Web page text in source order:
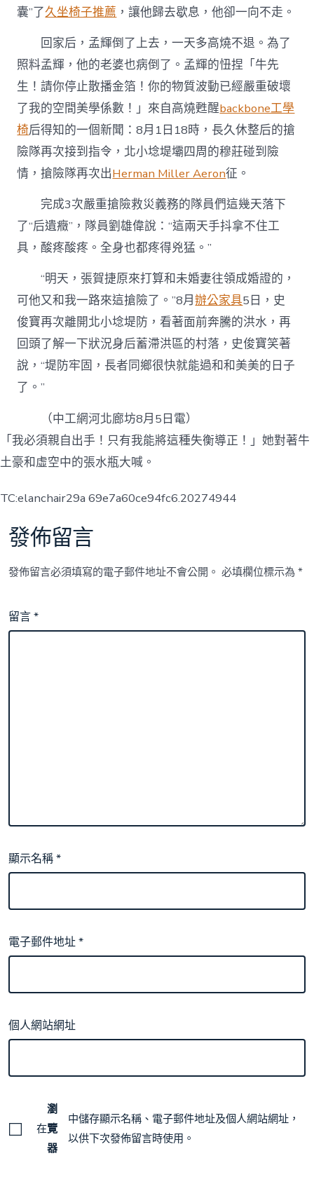
囊”了久坐椅子推薦 ，讓他歸去歇息，他卻一向不走。
回家后，孟輝倒了上去，一天多高燒不退。為了
照料孟輝，他的老婆也病倒了。孟輝的忸捏「牛先
生！請你停止散播金箔！你的物質波動已經嚴重破壞
了我的空間美學係數！」來自高燒甦醒backbone工學
椅后得知的一個新聞：8月1日18時，長久休整后的搶
險隊再次接到指令，北小埝堤壩四周的穆莊碰到險
情，搶險隊再次出Herman Miller Aeron征。
完成3次嚴重搶險救災義務的隊員們這幾天落下
了“后遺癥”，隊員劉雄偉說：“這兩天手抖拿不住工
具，酸疼酸疼。全身也都疼得兇猛。”
“明天，張賀捷原來打算和未婚妻往領成婚證的，
可他又和我一路來這搶險了。”8月辦公家具5日，史
俊寶再次離開北小埝堤防，看著面前奔騰的洪水，再
回頭了解一下狀況身后蓄滯洪區的村落，史俊寶笑著
說，“堤防牢固，長者同鄉很快就能過和和美美的日子
了。”
（中工網河北廊坊8月5日電）
「我必須親自出手！只有我能將這種失衡導正！」她對著牛
土豪和虛空中的張水瓶大喊。
TC:elanchair29a 69e7a60ce94fc6.20274944
發佈留言
發佈留言必須填寫的電子郵件地址不會公開。 必填欄位標示為*
留言*
顯示名稱*
電子郵件地址*
個人網站網址
在
瀏
覽
器
中儲存顯示名稱、電子郵件地址及個人網站網址，
以供下次發佈留言時使用。